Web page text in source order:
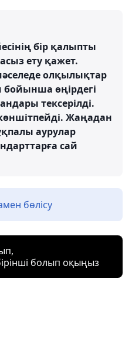
бір қалыпты
ету қажет.
олқылықтар
өңірдегі
тексерілді.
Жаңадан
аурулар
сай
бөлісу
болып оқыңыз